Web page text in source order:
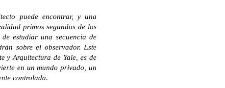
puede encontrar, y una
primos segundos de los
estudiar una secuencia de
sobre el observador. Este
y Arquitectura de Yale, es de
en un mundo privado, un
controlada.